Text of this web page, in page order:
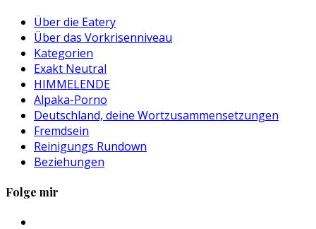
Über die Eatery
Über das Vorkrisenniveau
Kategorien
Exakt Neutral
HIMMELENDE
Alpaka-Porno
Deutschland, deine Wortzusammensetzungen
Fremdsein
Reinigungs Rundown
Beziehungen
Folge mir